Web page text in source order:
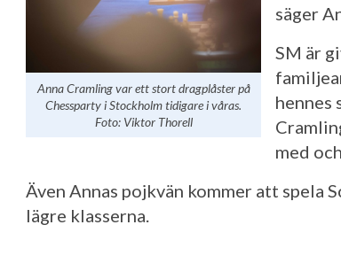
Anna Cramling var ett stort dragplåster på
Chessparty i Stockholm tidigare i våras.
Foto: Viktor Thorell
säger
SM är
hennes
med
Även Annas pojkvän kommer att spela
lägre klasserna.